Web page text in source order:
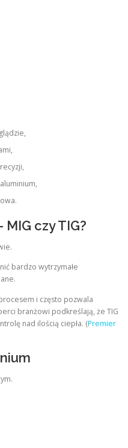
czy TIG?
bardzo wytrzymałe
i często pozwala
branżowi podkreślają, że TIG
nad ilością ciepła. (Premier